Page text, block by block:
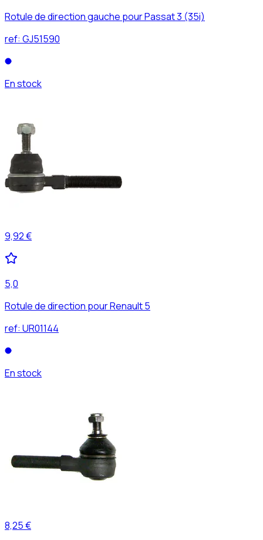
Rotule de direction gauche pour Passat 3 (35i)
ref: GJ51590
En stock
9,92 €
5,0
Rotule de direction pour Renault 5
ref: UR01144
En stock
8,25 €